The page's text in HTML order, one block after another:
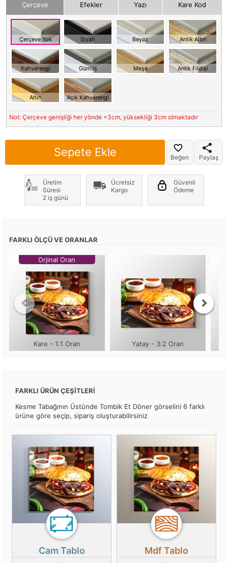
Çerçeve Efekler Yazı Kare Kod
Çerçeve Yok Siyah Beyaz Antik Altın
Kahverengi Gümüş Meşe Antik Fildişi
Altın Açık Kahverengi
Not: Çerçeve genişliği her yönde +3cm, yüksekliği 3cm olmaktadır
Sepete Ekle Beğen Paylaş
Üretim
Süresi
2 iş günü
Ücretsiz
Kargo
Güvenli
Ödeme
FARKLI ÖLÇÜ VE ORANLAR
Orjinal Oran
Kare - 1:1 Oran Yatay - 3:2 Oran
FARKLI ÜRÜN ÇEŞİTLERİ
Kesme Tabağının Üstünde Tombik Et Döner görselini 6 farklı
ürüne göre seçip, sipariş oluşturabilirsiniz
Cam Tablo Mdf Tablo